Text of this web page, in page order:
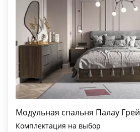
Модульная спальня Палау Грей
Комплектация на выбор